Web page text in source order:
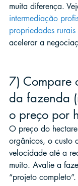
muita diferença.
intermediação
propriedades rurais
acelerar a
7) Compare
da fazenda
o preço por
O preço do
orgânicos, o custo
velocidade até a
muito. Avalie a
“projeto completo”.